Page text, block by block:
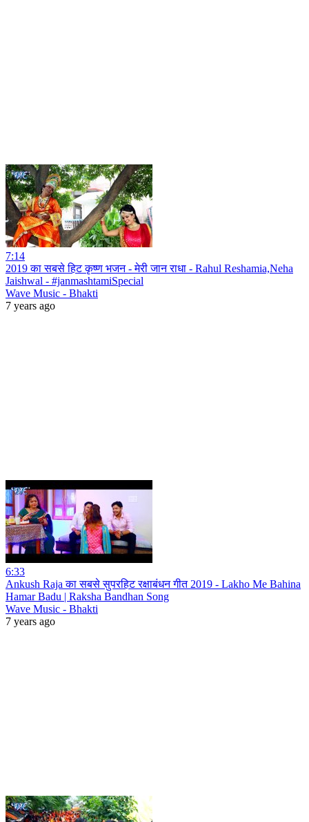
7:14
2019 का सबसे हिट कृष्ण भजन - मेरी जान राधा - Rahul Reshamia,Neha
Jaishwal - #janmashtamiSpecial
Wave Music - Bhakti
7 years ago
6:33
Ankush Raja का सबसे सुपरहिट रक्षाबंधन गीत 2019 - Lakho Me Bahina
Hamar Badu | Raksha Bandhan Song
Wave Music - Bhakti
7 years ago